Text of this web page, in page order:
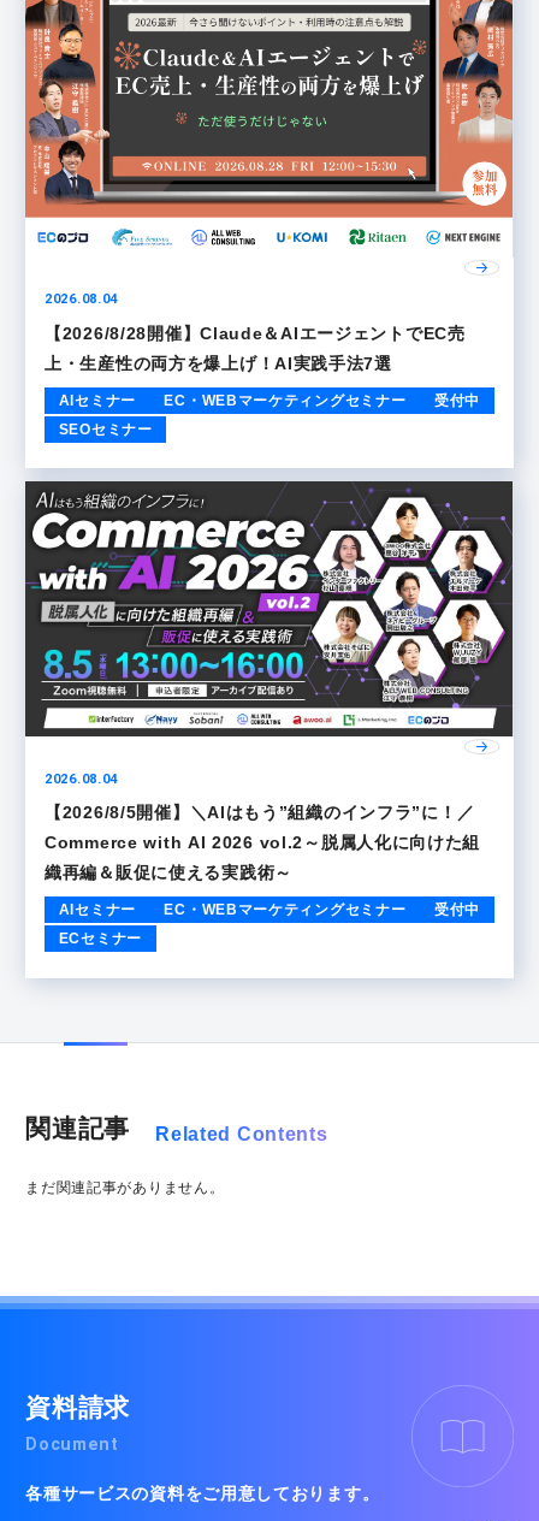
2026.08.04
【2026/8/28開催】Claude＆AIエージェントでEC売
上・生産性の両方を爆上げ！AI実践手法7選
AIセミナー EC・WEBマーケティングセミナー
受付中
SEOセミナー
2026.08.04
【2026/8/5開催】＼AIはもう”組織のインフラ”に！／
Commerce with AI 2026 vol.2～脱属人化に向けた組
織再編＆販促に使える実践術～
AIセミナー EC・WEBマーケティングセミナー
受付中
ECセミナー
関連記事 Related Contents
まだ関連記事がありません。
資料請求
Document
各種サービスの資料をご用意しております。